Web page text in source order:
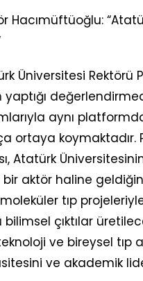
Hacımüftüoğlu:
Üniversitesi Rektörü
yaptığı
aynı
ortaya koymaktadır.
Atatürk
bir aktör haline
tıp
çıktılar
ve bireysel tıp
ve akademik